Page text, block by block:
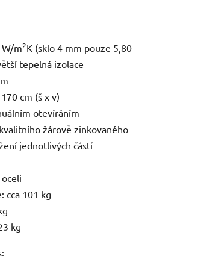
m2K (sklo 4 mm pouze 5,80
tepelná izolace
cm (š x v)
otevíráním
žárově zinkovaného
jednotlivých částí
cca 101 kg
kg